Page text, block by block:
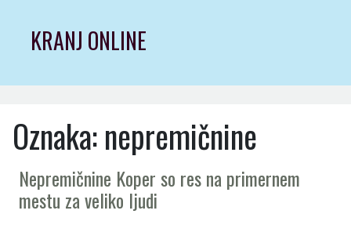
contentKRANJ ONLINE
Oznaka:nepremičnine
Nepremičnine Koper so res na primernem
mestu za veliko ljudi